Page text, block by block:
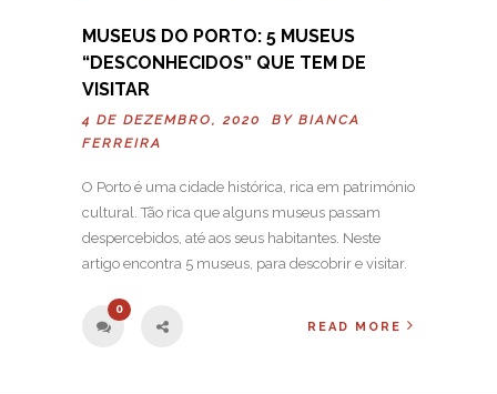
MUSEUS DO PORTO: 5 MUSEUS
“DESCONHECIDOS” QUE TEM DE
VISITAR
4 DE DEZEMBRO, 2020 BY BIANCA
FERREIRA
O Porto é uma cidade histórica, rica em património
cultural. Tão rica que alguns museus passam
despercebidos, até aos seus habitantes. Neste
artigo encontra 5 museus, para descobrir e visitar.
0
READ MORE